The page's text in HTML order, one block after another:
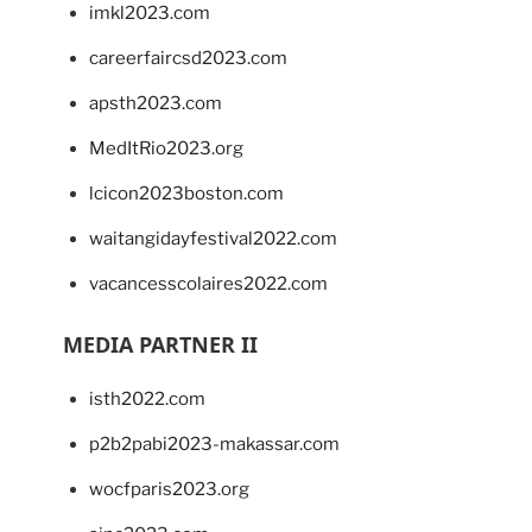
imkl2023.com
careerfaircsd2023.com
apsth2023.com
MedItRio2023.org
lcicon2023boston.com
waitangidayfestival2022.com
vacancesscolaires2022.com
MEDIA PARTNER II
isth2022.com
p2b2pabi2023-makassar.com
wocfparis2023.org